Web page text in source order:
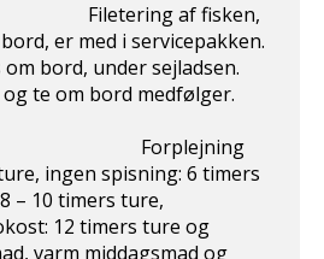
Filetering af fisken,
er med i servicepakken.
bord, under sejladsen.
og te om bord medfølger.
ingen spisning: 6 timers
– 10 timers ture,
12 timers ture og
varm middagsmad og